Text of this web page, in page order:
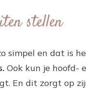
stellen
simpel en dat is
Ook kun je hoofd-
En dit zorgt op